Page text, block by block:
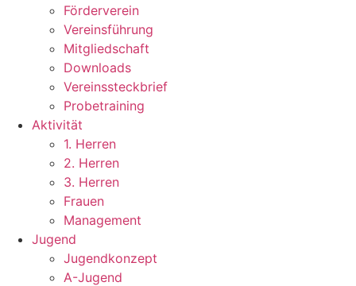
Förderverein
Vereinsführung
Mitgliedschaft
Downloads
Vereinssteckbrief
Probetraining
Aktivität
1. Herren
2. Herren
3. Herren
Frauen
Management
Jugend
Jugendkonzept
A-Jugend